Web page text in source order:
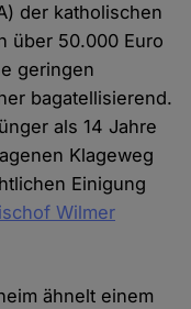
der katholischen
über 50.000 Euro
geringen
bagatellisierend.
als 14 Jahre
Klageweg
Einigung
Wilmer
ähnelt einem